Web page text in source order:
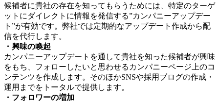
候補者に貴社の存在を知ってもらうためには、特定のターゲ
ットにダイレクトに情報を発信する”カンパニーアップデー
ト”が有効です。弊社では定期的なアップデート作成から配
信を代行します。
・興味の喚起
カンパニーアップデートを通して貴社を知った候補者が興味
をもち、フォローしたいと思わせるカンパニーページ上のコ
ンテンツを作成します。そのほかSNSや採用ブログの作成・
運用までをトータルで提供します。
・フォロワーの増加